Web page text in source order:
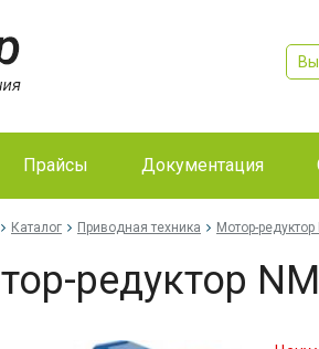
Прайсы Документация
Каталог Приводная техника Мо­тор-
ре­дук­тор